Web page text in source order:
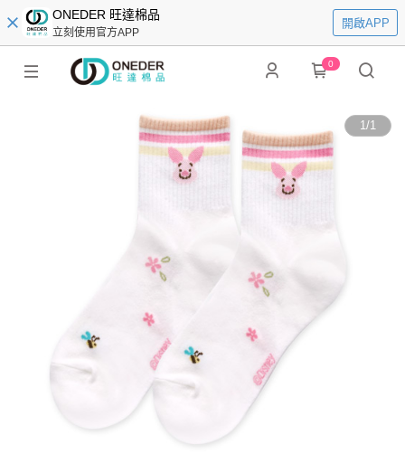
ONEDER 旺達棉品
立刻使用官方APP
開啟APP
0
1/1